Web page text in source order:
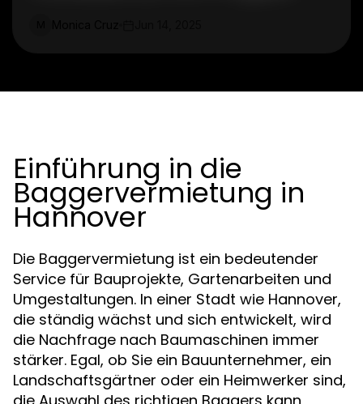
Einführung in die
Baggervermietung in
Hannover
Die Baggervermietung ist ein bedeutender
Service für Bauprojekte, Gartenarbeiten und
Umgestaltungen. In einer Stadt wie Hannover,
die ständig wächst und sich entwickelt, wird
die Nachfrage nach Baumaschinen immer
stärker. Egal, ob Sie ein Bauunternehmer, ein
Landschaftsgärtner oder ein Heimwerker sind,